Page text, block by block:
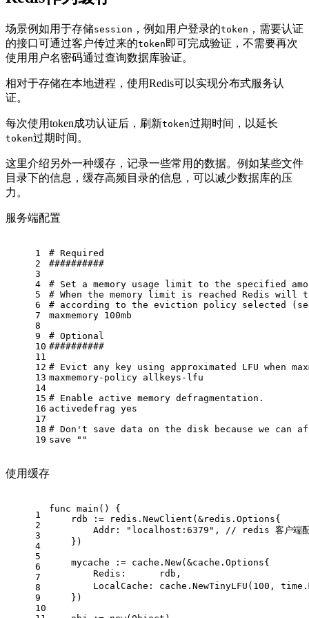
场景例如用于存储session ，例如用户登录的token ，需要认证
的接口可通过客户传过来的token 即可完成验证，不需要再次
使用用户名密码通过查询数据库验证。
相对于存储在本地进程，使用Redis可以实现分布式服务认
证。
每次使用token成功认证后，刷新token过期时间，以延长
token过期时间。
这里介绍另外一种缓存，记录一些常用的数据。例如某些文件
目录下的信息，缓存高频目录的信息，可以减少数据库的压
力。
服务端配置
1
2
3
4
5
6
7
8
9
10
11
12
13
14
15
16
17
18
19
# Required
##########
# Set a memory usage limit to the specified
# When the memory limit is reached Redis will
# according to the eviction policy selected (see
maxmemory 100mb
# Optional
##########
# Evict any key using approximated LFU when
maxmemory-policy allkeys-lfu
# Enable active memory defragmentation.
activedefrag yes
# Don't save data on the disk because we can
save
""
使用缓存
1
2
3
4
5
6
7
8
9
10
func main ()
{
    rdb := redis.NewClient(&redis.Options{
        Addr:
"localhost:6379" , // redis 客户端
    })
    mycache := cache.New(&cache.Options{
Redis:
        LocalCache: cache.NewTinyLFU(
100 ,
    })